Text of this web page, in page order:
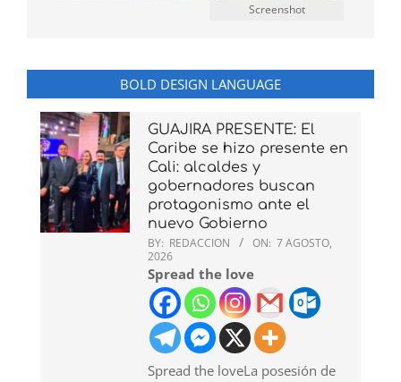
Screenshot
BOLD DESIGN LANGUAGE
GUAJIRA PRESENTE: El
Caribe se hizo presente en
Cali: alcaldes y
gobernadores buscan
protagonismo ante el
nuevo Gobierno
BY: REDACCION ON: 7 AGOSTO,
2026
Spread the love
Spread the loveLa posesión de